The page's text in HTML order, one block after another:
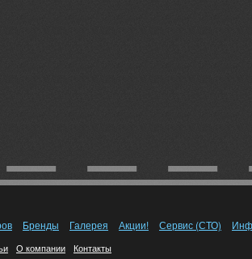
Бренды Галерея Акции! Сервис (СТО)
О компании Контакты